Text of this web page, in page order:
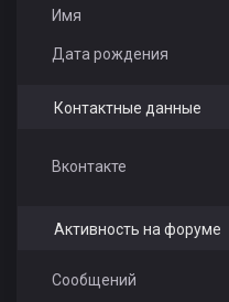
Имя
Дата рождения
Контактные данные
Вконтакте
Активность на форуме
Сообщений